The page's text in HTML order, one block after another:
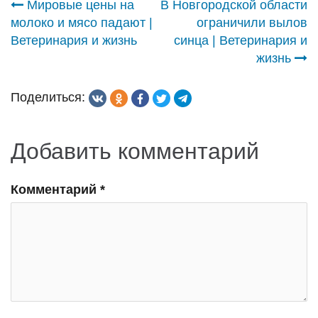
Навигация
по
Мировые цены на
молоко и мясо падают |
Ветеринария и жизнь
В Новгородской области
ограничили вылов
синца | Ветеринария и
жизнь
Поделиться:
Добавить комментарий
Комментарий *